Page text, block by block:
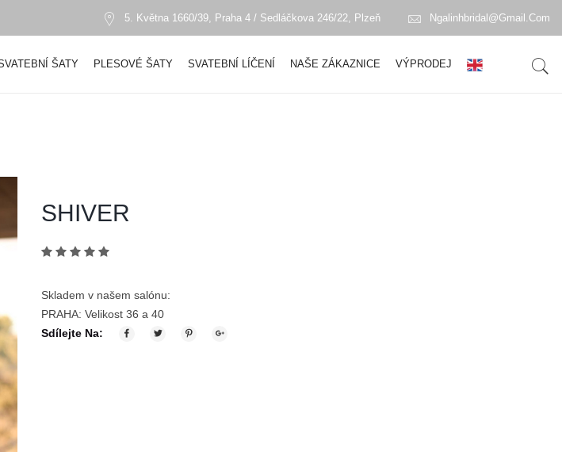
5. Května 1660/39, Praha 4 / Sedláčkova 246/22, Plzeň Ngalinhbridal@gmail.com
ŠATY PLESOVÉ ŠATY SVATEBNÍ LÍČENÍ NAŠE ZÁKAZNICE VÝPRODEJ
SHIVER
Skladem v našem salónu:
PRAHA: Velikost 36 a 40
Sdílejte Na: